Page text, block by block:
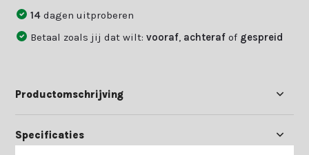
14dagen uitproberen
Betaal zoals jij dat wilt:vooraf achteraf of gespreid
Productomschrijving
Specificaties